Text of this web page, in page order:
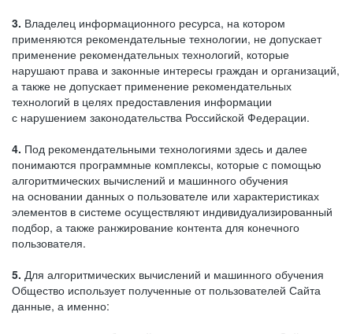
3. Владелец информационного ресурса, на котором
применяются рекомендательные технологии, не допускает
применение рекомендательных технологий, которые
нарушают права и законные интересы граждан и организаций,
а также не допускает применение рекомендательных
технологий в целях предоставления информации
с нарушением законодательства Российской Федерации.
4. Под рекомендательными технологиями здесь и далее
понимаются программные комплексы, которые с помощью
алгоритмических вычислений и машинного обучения
на основании данных о пользователе или характеристиках
элементов в системе осуществляют индивидуализированный
подбор, а также ранжирование контента для конечного
пользователя.
5. Для алгоритмических вычислений и машинного обучения
Общество использует полученные от пользователей Сайта
данные, а именно: